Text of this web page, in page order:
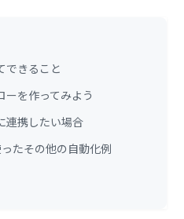
きること
を作ってみよう
携したい場合
たその他の自動化例